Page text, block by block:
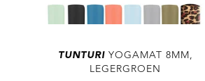
TUNTURIYOGAMAT 8MM,
LEGERGROEN